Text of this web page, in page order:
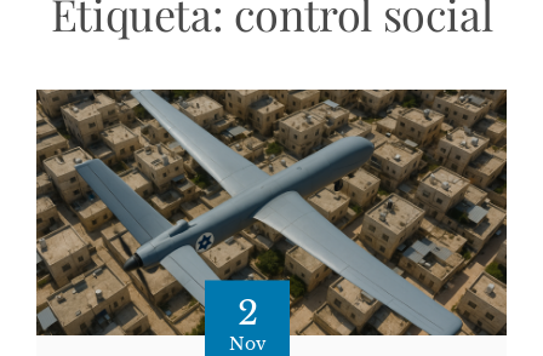
Etiqueta: control social
2
Nov